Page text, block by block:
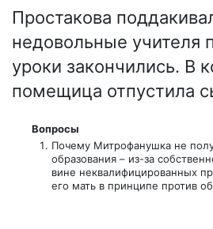
Простакова
недовольные учителя
уроки закончились. В
помещица отпустила
Вопросы
Почему Митрофанушка не
образования – из-за
вине неквалифицированных
его мать в принципе против